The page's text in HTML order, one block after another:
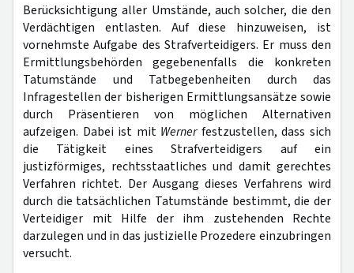
Berücksichtigung aller Umstände, auch solcher, die den
Verdächtigen entlasten. Auf diese hinzuweisen, ist
vornehmste Aufgabe des Strafverteidigers. Er muss den
Ermittlungsbehörden gegebenenfalls die konkreten
Tatumstände und Tatbegebenheiten durch das
Infragestellen der bisherigen Ermittlungsansätze sowie
durch Präsentieren von möglichen Alternativen
aufzeigen. Dabei ist mit Wernerfestzustellen, dass sich
die Tätigkeit eines Strafverteidigers auf ein
justizförmiges, rechtsstaatliches und damit gerechtes
Verfahren richtet. Der Ausgang dieses Verfahrens wird
durch die tatsächlichen Tatumstände bestimmt, die der
Verteidiger mit Hilfe der ihm zustehenden Rechte
darzulegen und in das justizielle Prozedere einzubringen
versucht.